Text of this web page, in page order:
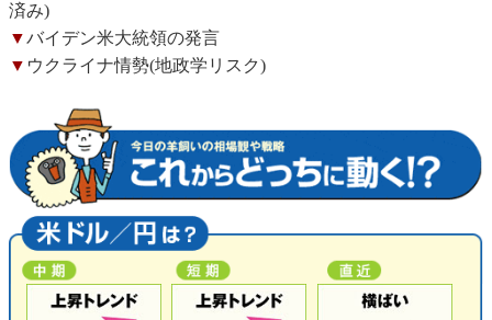
済み)
▼バイデン米大統領の発言
▼ ウクライナ情勢(地政学リスク)